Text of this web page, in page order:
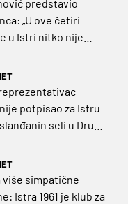
predstavio
„U ove četiri
u Istri nitko nije
potpisao za Istru
seli u Drugu
više simpatične
Istra 1961 je klub za